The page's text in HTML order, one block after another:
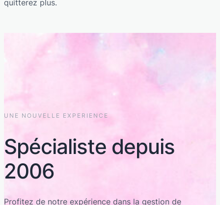
quitterez plus.
UNE NOUVELLE EXPERIENCE
Spécialiste depuis
2006
Profitez de notre expérience dans la gestion de